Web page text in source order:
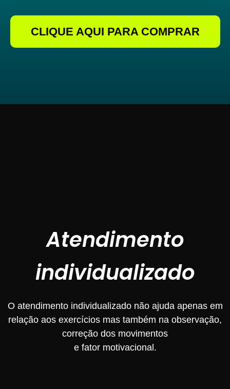
CLIQUE AQUI PARA COMPRAR
Atendimento
individualizado
O atendimento individualizado não ajuda apenas em
relação aos exercícios mas também na observação,
correção dos movimentos
e fator motivacional.